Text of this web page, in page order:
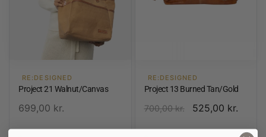
RE:DESIGNED
Project 21 Walnut/Canvas
699,00 kr.
RE:DESIGNED
Project 13 Burned Tan/Gold
700,00kr. 525,00 kr.